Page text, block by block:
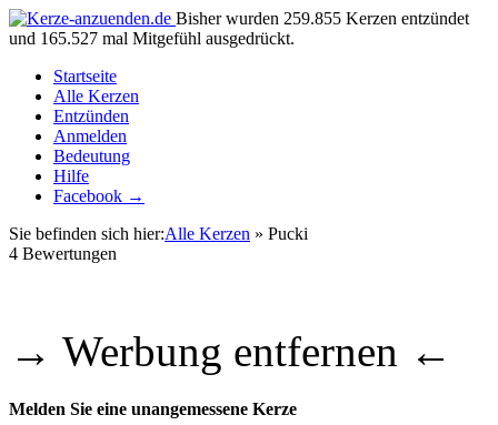
Bisher wurden 259.855 Kerzen entzündet
und 165.527 mal Mitgefühl ausgedrückt.
Startseite
Alle Kerzen
Entzünden
Anmelden
Bedeutung
Hilfe
Facebook →
Sie befinden sich hier:Alle Kerzen » Pucki
4 Bewertungen
→ Werbung entfernen ←
Melden Sie eine unangemessene Kerze